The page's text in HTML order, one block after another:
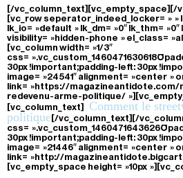
[/vc_column_text][vc_empty_space][/
[vc_row seperator_indeed_locker= » »
lk_io= »default » lk_dm= »0″ lk_thm=
visibility= »hidden-phone » el_class=
[vc_column width= »1/3″
css=
30px !important;padding-left: 30px
image= »24541″ alignment= »center »
link= »https://
redevenu-arme-politique/
[vc_column_text]
Comment le
politique [/vc_column_text][/
css=
30px !important;padding-left: 30px
image= »21446″ alignment= »center »
link= »http://
[vc_empty_space height= »10px